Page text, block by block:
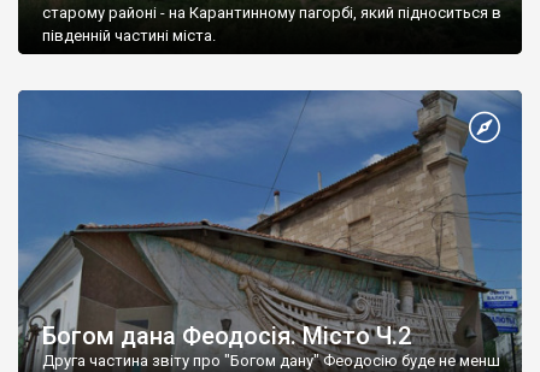
старому районі - на Карантинному пагорбі, який підноситься в
південній частині міста.
Богом дана Феодосія. Місто Ч.2
Друга частина звіту про "Богом дану" Феодосію буде не менш